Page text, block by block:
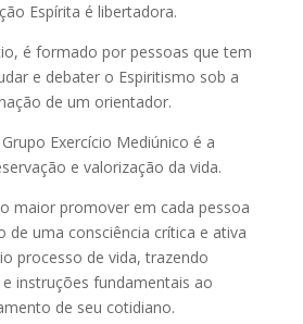
Espírita é libertadora.
é formado por pessoas que tem
e debater o Espiritismo sob a
de um orientador.
Exercício Mediúnico é a
e valorização da vida.
maior promover em cada pessoa
de uma consciência crítica e ativa
processo de vida, trazendo
instruções fundamentais ao
de seu cotidiano.